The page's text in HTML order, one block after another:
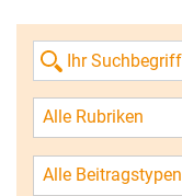
Alle Rubriken
Alle Beitragstypen